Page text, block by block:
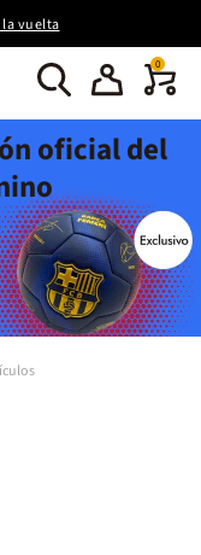
la vuelta
0
oficial del